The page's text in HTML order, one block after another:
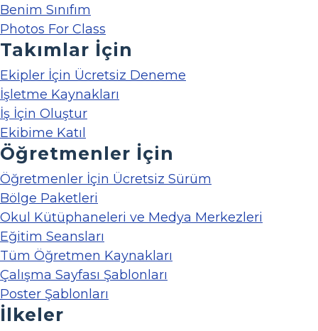
Benim Sınıfım
Photos For Class
Takımlar İçin
Ekipler İçin Ücretsiz Deneme
İşletme Kaynakları
İş İçin Oluştur
Ekibime Katıl
Öğretmenler İçin
Öğretmenler İçin Ücretsiz Sürüm
Bölge Paketleri
Okul Kütüphaneleri ve Medya Merkezleri
Eğitim Seansları
Tüm Öğretmen Kaynakları
Çalışma Sayfası Şablonları
Poster Şablonları
İlkeler